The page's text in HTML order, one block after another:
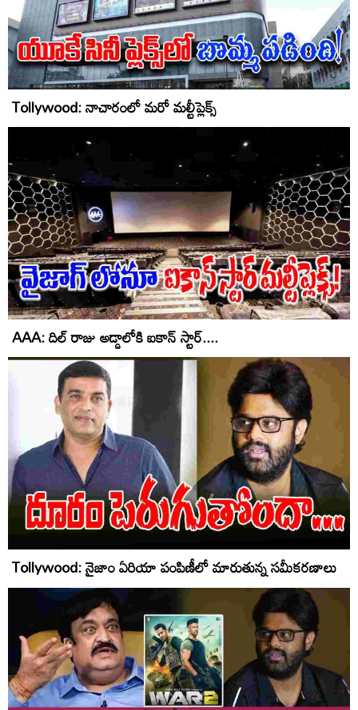
Tollywood: నాచారంలో మరో మల్టీప్లెక్స్
AAA: దిల్ రాజు అడ్డాలోకి ఐకాన్ స్టార్....
Tollywood: నైజాం ఏరియా పంపిణీలో మారుతున్న సమీకరణాలు